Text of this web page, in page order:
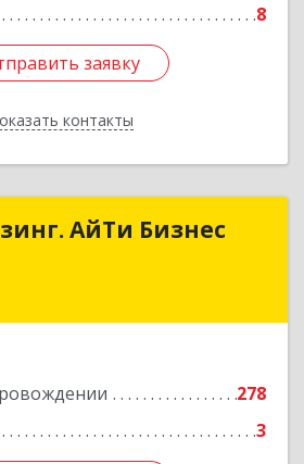
8
заявку
контакты
заявку
Назад
АйТи Бизнес
278
3
АйТи Бизнес
Подробнее